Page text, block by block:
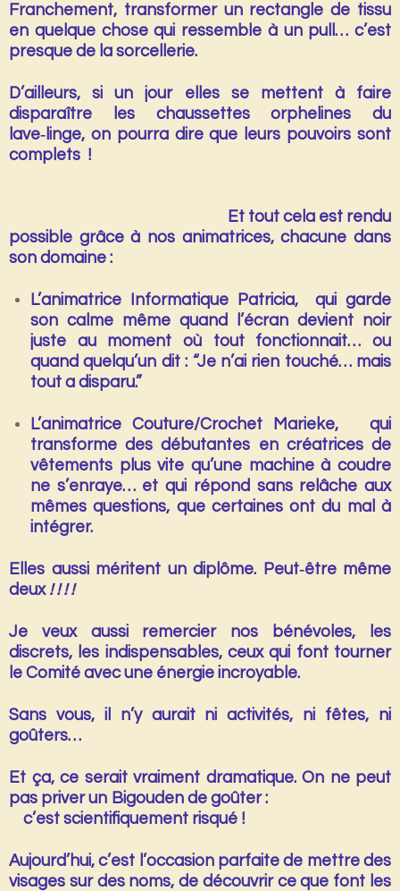
Franchement, transformer un rectangle de tissu
en quelque chose qui ressemble à un pull… c’est
presque de la sorcellerie.
D’ailleurs, si un jour elles se mettent à faire
disparaître
les chaussettes orphelines du
lave‑linge, on pourra dire que leurs pouvoirs sont
complets !
Et tout cela est rendu
possible grâce à nos animatrices, chacune dans
son domaine :
L’animatrice Informatique Patricia, qui garde
son calme même quand l’écran devient noir
juste au moment où tout fonctionnait… ou
quand quelqu’un dit : “Je n’ai rien touché… mais
tout a disparu.”
L’animatrice Couture/Crochet Marieke, qui
transforme des débutantes en créatrices de
vêtements plus vite qu’une machine à coudre
ne s’enraye… et qui répond sans relâche aux
mêmes questions, que certaines ont du mal à
intégrer.
Elles aussi méritent un diplôme. Peut‑être même
deux ! ! ! !
Je veux aussi remercier nos bénévoles, les
discrets, les indispensables, ceux qui font tourner
le Comité avec une énergie incroyable.
Sans vous, il n’y aurait ni activités, ni fêtes, ni
goûters…
Et ça, ce serait vraiment dramatique. On ne peut
pas priver un Bigouden de goûter :
c’est scientifiquement risqué !
Aujourd’hui, c’est l’occasion parfaite de mettre des
visages sur des noms, de découvrir ce que font les